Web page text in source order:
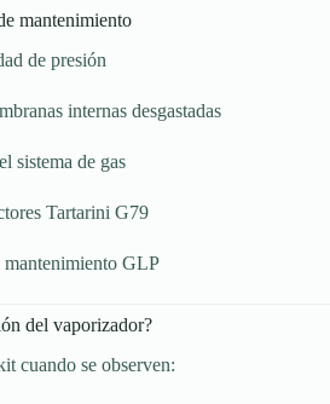
mantenimiento
de presión
internas desgastadas
sistema de gas
Tartarini G79
mantenimiento GLP
del vaporizador?
cuando se observen: